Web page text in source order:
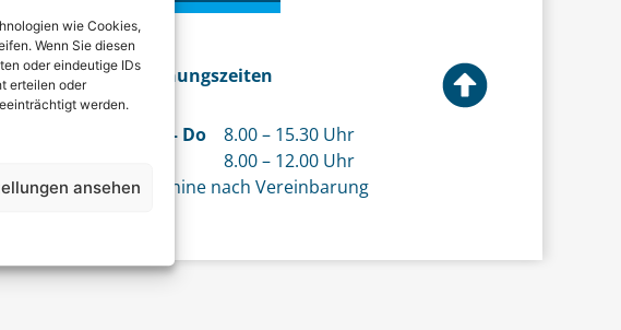
wie Cookies,
Wenn Sie diesen
oder eindeutige IDs
erteilen oder
werden.
ansehen
Öffnungszeiten
Mo – Do
8.00 – 15.30 Uhr
8.00 – 12.00 Uhr
Termine nach Vereinbarung